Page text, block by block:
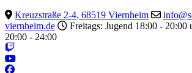
Kreuzstraße 2-4, 68519 Viernheim
viernheim.de
Freitags: Jugend 18:00 - 20:00
20:00 - 24:00